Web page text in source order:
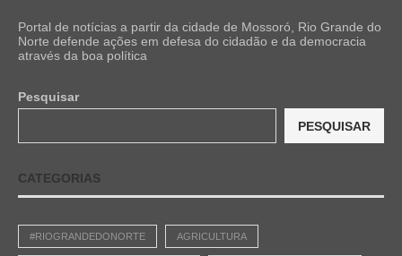
Portal de notícias a partir da cidade de Mossoró, Rio Grande do
Norte defende ações em defesa do cidadão e da democracia
através da boa política
Pesquisar
PESQUISAR
CATEGORIAS
#RIOGRANDEDONORTE AGRICULTURA